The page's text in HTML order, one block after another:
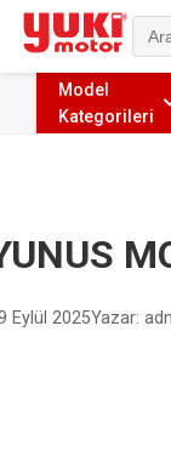
Model
Kategorileri
Eylül 2025Yazar: